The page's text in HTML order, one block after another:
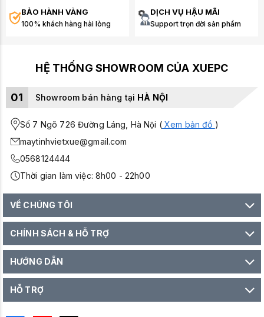
BẢO HÀNH VÀNG
100% khách hàng hài lòng
DỊCH VỤ HẬU MÃI
Support trọn đời sản phẩm
HỆ THỐNG SHOWROOM CỦA XUEPC
01 Showroom bán hàng tại HÀ NỘI
Số 7 Ngõ 726 Đường Láng, Hà Nội (Xem bản đồ )
maytinhvietxue@gmail.com
0568124444
Thời gian làm việc: 8h00 - 22h00
VỀ CHÚNG TÔI
CHÍNH SÁCH & HỖ TRỢ
HƯỚNG DẪN
HỖ TRỢ